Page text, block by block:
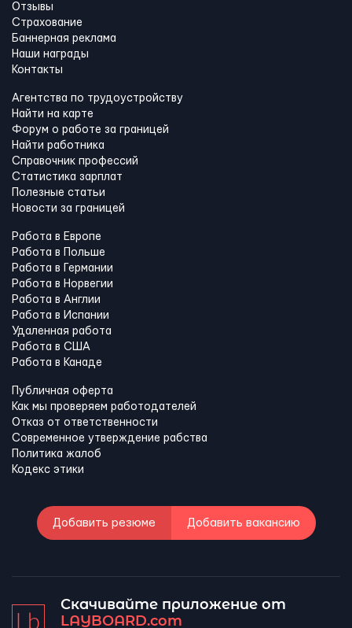
Отзывы
Страхование
Баннерная реклама
Наши награды
Контакты
Агентства по трудоустройству
Найти на карте
Форум о работе за границей
Найти работника
Справочник профессий
Статистика зарплат
Полезные статьи
Новости за границей
Работа в Европе
Работа в Польше
Работа в Германии
Работа в Норвегии
Работа в Англии
Работа в Испании
Удаленная работа
Работа в США
Работа в Канадe
Публичная оферта
Как мы проверяем работодателей
Отказ от ответственности
Современное утверждение рабства
Политика жалоб
Кодекс этики
Добавить резюме Добавить вакансию
Скачивайте приложение от
LAYBOARD.com